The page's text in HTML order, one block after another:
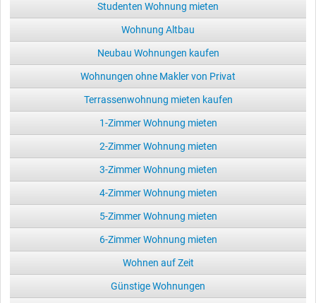
Studenten Wohnung mieten
Wohnung Altbau
Neubau Wohnungen kaufen
Wohnungen ohne Makler von Privat
Terrassenwohnung mieten kaufen
1-Zimmer Wohnung mieten
2-Zimmer Wohnung mieten
3-Zimmer Wohnung mieten
4-Zimmer Wohnung mieten
5-Zimmer Wohnung mieten
6-Zimmer Wohnung mieten
Wohnen auf Zeit
Günstige Wohnungen